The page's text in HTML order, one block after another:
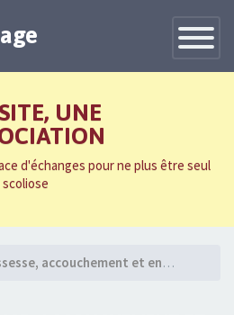
Toggle
UNE
d'échanges pour ne plus être seul
scoliose
accouchement et enfant